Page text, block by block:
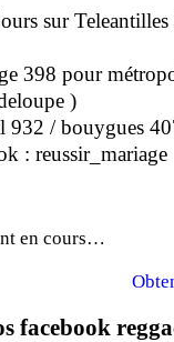
sur
398 pour
)
932 / bouygues
: reussir_mariage
en cours…
facebook